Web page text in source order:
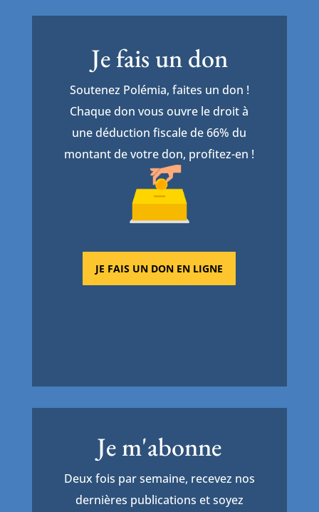
Je fais un don
Soutenez Polémia, faites un don !
Chaque don vous ouvre le droit à
une déduction fiscale de 66% du
montant de votre don, profitez-en !
JE FAIS UN DON EN LIGNE
Je m'abonne
Deux fois par semaine, recevez nos
dernières publications et soyez